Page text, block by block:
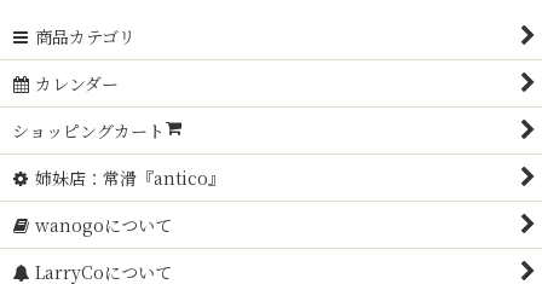
商品カテゴリ
カレンダー
ショッピングカート
姉妹店：常滑『antico』
wanogoについて
LarryCoについて